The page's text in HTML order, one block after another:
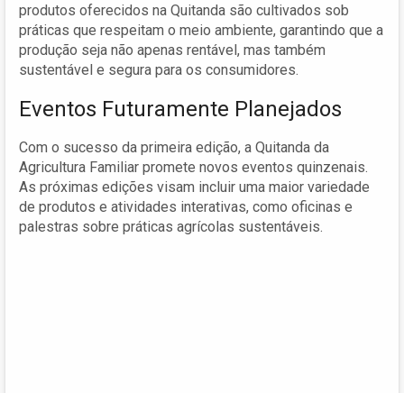
produtos oferecidos na Quitanda são cultivados sob
práticas que respeitam o meio ambiente, garantindo que a
produção seja não apenas rentável, mas também
sustentável e segura para os consumidores.
Eventos Futuramente Planejados
Com o sucesso da primeira edição, a Quitanda da
Agricultura Familiar promete novos eventos quinzenais.
As próximas edições visam incluir uma maior variedade
de produtos e atividades interativas, como oficinas e
palestras sobre práticas agrícolas sustentáveis.